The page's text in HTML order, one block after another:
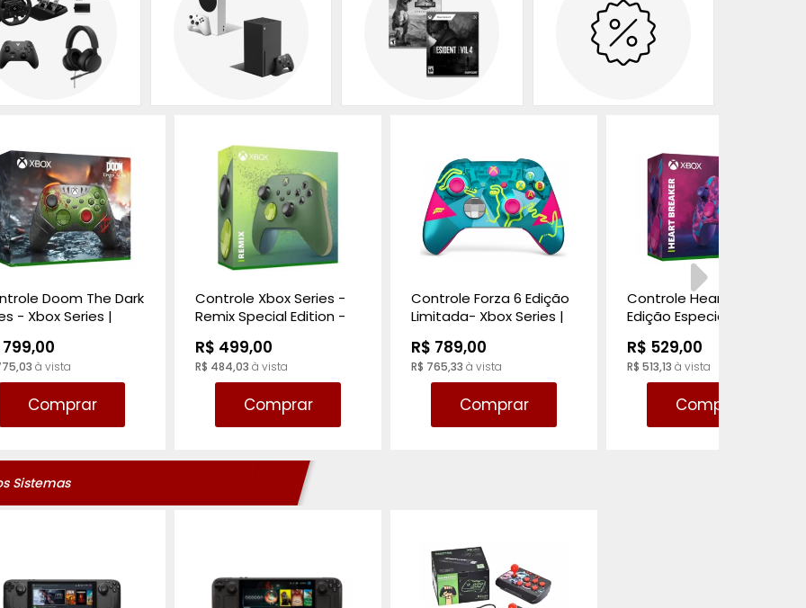
Doom The Dark
- Xbox Series |
799,00
à vista
Comprar
Controle Xbox Series -
Remix Special Edition -
R$ 499,00
R$ 484,03 à vista
Comprar
Controle Forza 6 Edição
Limitada- Xbox Series |
R$ 789,00
R$ 765,33 à vista
Comprar
Controle Heart Breaker
Edição Especial - Xbox
R$ 529,00
R$ 513,13 à vista
Comprar
Sistemas